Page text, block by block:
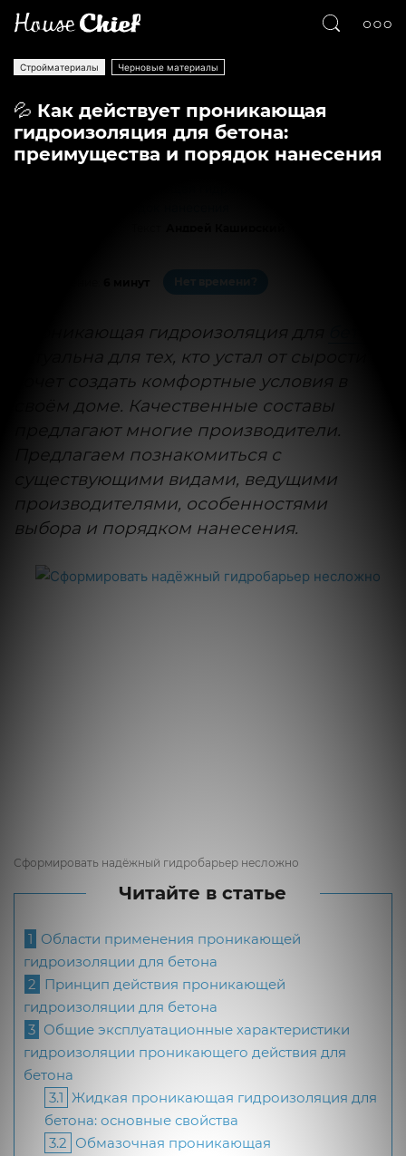
Стройматериалы Черновые материалы
💦 Как действует проникающая
гидроизоляция для бетона:
преимущества и порядок нанесения
Проникающая гидроизоляция для
актуальна для тех, кто устал от сырости и
хочет создать комфортные условия в
своём доме. Качественные составы
предлагают многие производители.
Предлагаем познакомиться с
существующими видами, ведущими
производителями, особенностями
выбора и порядком нанесения.
Сформировать надёжный гидробарьер несложно
Читайте в статье
1 Области применения проникающей
гидроизоляции для бетона
2 Принцип действия проникающей
гидроизоляции для бетона
3 Общие эксплуатационные характеристики
гидроизоляции проникающего действия для
бетона
3.1 Жидкая проникающая гидроизоляция для
бетона: основные свойства
3.2 Обмазочная проникающая